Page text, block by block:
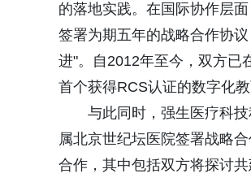
的落地实践。在国际协作层
签署为期五年的战略合作协
进"。自2012年至今，双方已
首个获得RCS认证的数字化
与此同时，强生医疗科
属北京世纪坛医院签署战略
合作，其中包括双方将探讨